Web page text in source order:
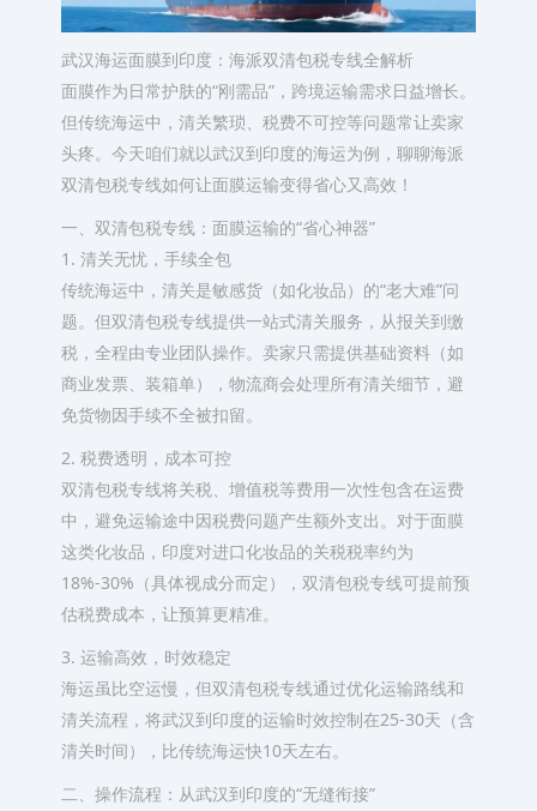
武汉海运面膜到印度：海派双清包税专线全解析
面膜作为日常护肤的“刚需品”，跨境运输需求日益增长。
但传统海运中，清关繁琐、税费不可控等问题常让卖家
头疼。今天咱们就以武汉到印度的海运为例，聊聊海派
双清包税专线如何让面膜运输变得省心又高效！
一、双清包税专线：面膜运输的“省心神器”
1. 清关无忧，手续全包
传统海运中，清关是敏感货（如化妆品）的“老大难”问
题。但双清包税专线提供一站式清关服务，从报关到缴
税，全程由专业团队操作。‌卖家只需提供基础资料（如
商业发票、装箱单），物流商会处理所有清关细节，避
免货物因手续不全被扣留‌。
2. 税费透明，成本可控
双清包税专线将关税、增值税等费用一次性包含在运费
中，‌避免运输途中因税费问题产生额外支出‌。对于面膜
这类化妆品，印度对进口化妆品的关税税率约为
18%-30%（具体视成分而定），双清包税专线可提前预
估税费成本，让预算更精准。
3. 运输高效，时效稳定
海运虽比空运慢，但双清包税专线通过优化运输路线和
清关流程，‌将武汉到印度的运输时效控制在25-30天‌（含
清关时间），比传统海运快10天左右。
二、操作流程：从武汉到印度的“无缝衔接”